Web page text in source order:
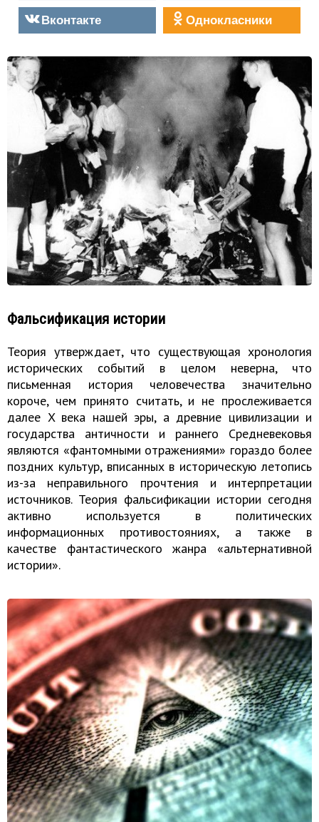
Вконтакте
Однокласники
Фальсификация истории
Теория утверждает, что существующая хронология
исторических событий в целом неверна, что
письменная история человечества значительно
короче, чем принято считать, и не прослеживается
далее X века нашей эры, а древние цивилизации и
государства античности и раннего Средневековья
являются «фантомными отражениями» гораздо более
поздних культур, вписанных в историческую летопись
из-за неправильного прочтения и интерпретации
источников. Теория фальсификации истории сегодня
активно используется в политических
информационных противостояниях, а также в
качестве фантастического жанра «альтернативной
истории».